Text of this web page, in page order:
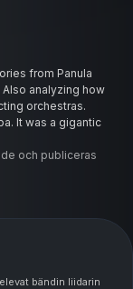
from Panula
analyzing how
orchestras.
It was a gigantic
och publiceras
bändin liidarin